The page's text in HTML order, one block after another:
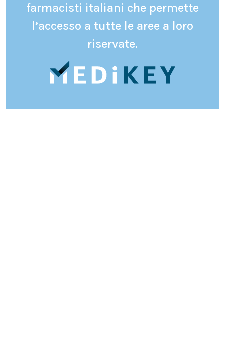
farmacisti italiani che permette
l’accesso a tutte le aree a loro
riservate.